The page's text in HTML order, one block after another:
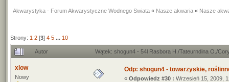
Akwarystyka - Forum Akwarystyczne Wodnego Swiata « Nasze akwaria « Nasze
Strony: 1 2 [3] 4 5 ... 10
Autor Wątek: shogun4 - 54l Rasbora H./Tateurndina O./
xlow
Nowy
Odp: shogun4 - towarzyskie,
« Odpowiedz #30 : Wrzesień 15, 2009,